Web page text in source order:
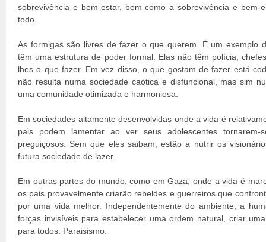
sobrevivência e bem-estar, bem como a sobrevivência e bem-
todo.
As formigas são livres de fazer o que querem. É um exemplo
têm uma estrutura de poder formal. Elas não têm polícia,
lhes o que fazer. Em vez disso, o que gostam de fazer está
não resulta numa sociedade caótica e disfuncional, mas sim
uma comunidade otimizada e harmoniosa.
Em sociedades altamente desenvolvidas onde a vida é
pais podem lamentar ao ver seus adolescentes tornarem-
preguiçosos. Sem que eles saibam, estão a nutrir os
futura sociedade de lazer.
Em outras partes do mundo, como em Gaza, onde a vida é
os pais provavelmente criarão rebeldes e guerreiros que
por uma vida melhor. Independentemente do ambiente, a
forças invisíveis para estabelecer uma ordem natural, criar
para todos: Paraisismo.